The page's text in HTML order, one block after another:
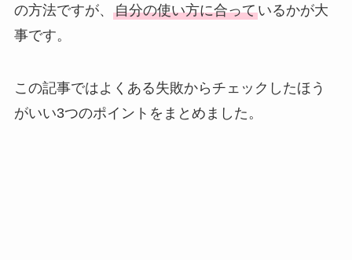
の方法ですが、 自分の使い方に合っているかが大
事です。
この記事ではよくある失敗からチェックしたほう
がいい3つのポイントをまとめました。